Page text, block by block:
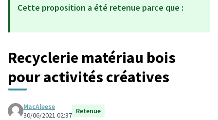
Cette proposition a été retenue parce que :
Recyclerie matériau bois
pour activités créatives
MacAleese
30/06/2021 02:37 Retenue